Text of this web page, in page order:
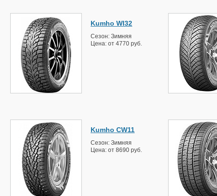
Kumho WI32
Сезон: Зимняя
Цена: от 4770 руб.
Kumho CW11
Сезон: Зимняя
Цена: от 8690 руб.